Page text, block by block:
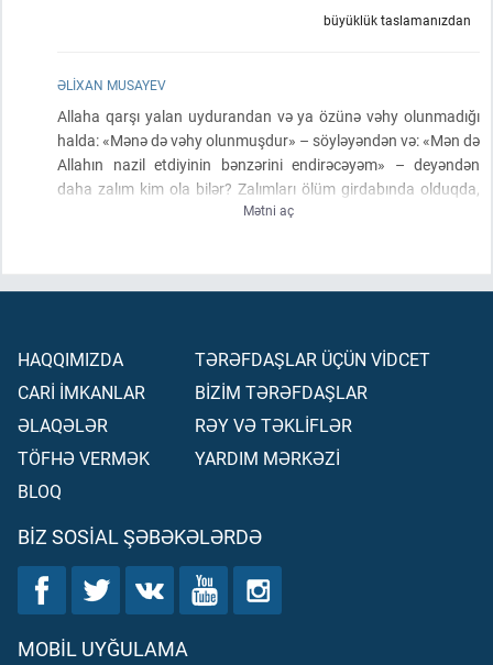
büyüklük taslamanızdan
ƏLIXAN MUSAYEV
Allaha qarşı yalan uydurandan və ya özünə vəhy olunmadığı
halda: «Mənə də vəhy olunmuşdur» – söyləyəndən və: «Mən də
Allahın nazil etdiyinin bənzərini endirəcəyəm» – deyəndən
daha zalım kim ola bilər? Zalımları ölüm girdabında olduqda,
mələklərin də əllərini uzadıb onlara: «Canınızı çıxarın! Allaha
Mətni aç
HAQQIMIZDA
CARİ İMKANLAR
ƏLAQƏLƏR
TÖFHƏ VERMƏK
BLOQ
TƏRƏFDAŞLAR ÜÇÜN VİDCET
BİZİM TƏRƏFDAŞLAR
RƏY VƏ TƏKLİFLƏR
YARDIM MƏRKƏZİ
BIZ SOSIAL ŞƏBƏKƏLƏRDƏ
MOBIL UYĞULAMA